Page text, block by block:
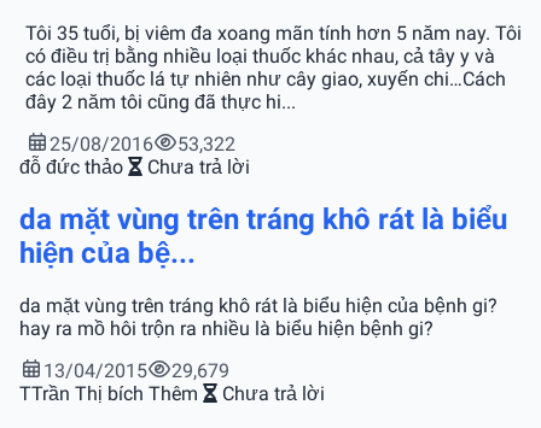
Tôi 35 tuổi, bị viêm đa xoang mãn tính hơn 5 năm nay. Tôi
có điều trị bằng nhiều loại thuốc khác nhau, cả tây y và
các loại thuốc lá tự nhiên như cây giao, xuyến chi…Cách
đây 2 năm tôi cũng đã thực hi...
25/08/2016
53,322
đỗ đức thảo
Chưa trả lời
da mặt vùng trên tráng khô rát là biểu
hiện của bệ...
da mặt vùng trên tráng khô rát là biểu hiện của bệnh gi?
hay ra mồ hôi trộn ra nhiều là biểu hiện bệnh gi?
13/04/2015
29,679
TTrần Thị bích Thêm Chưa trả lời